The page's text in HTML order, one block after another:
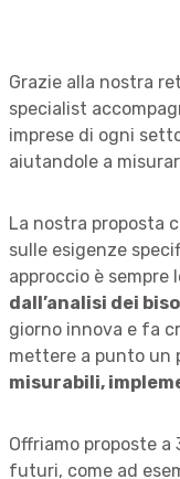
Grazie alla nostra
specialist
imprese di ogni
aiutandole a
La nostra proposta
sulle esigenze
approccio è sempre
dall’analisi dei
giorno innova e fa
mettere a punto un
misurabili,
Offriamo proposte
futuri, come ad